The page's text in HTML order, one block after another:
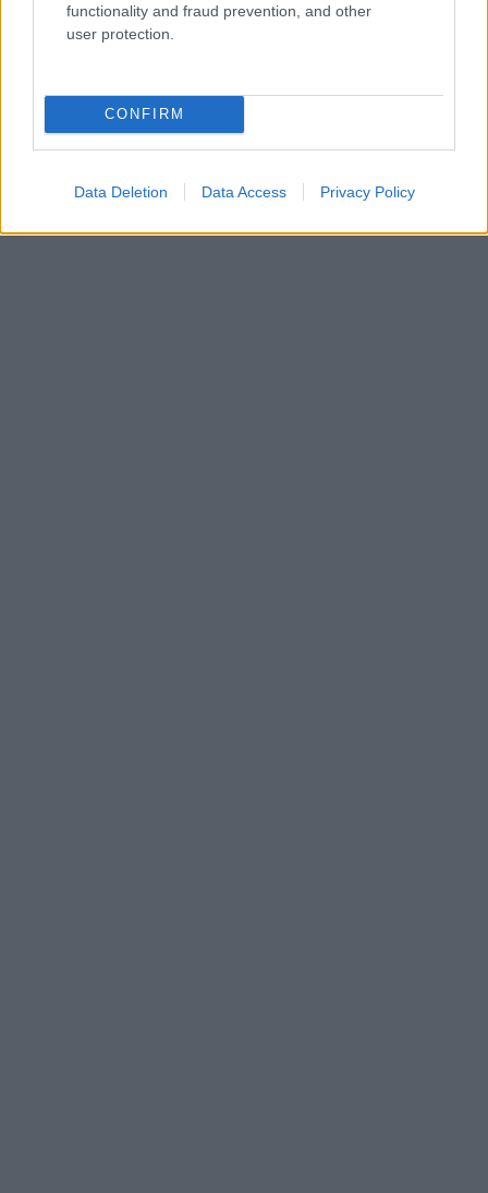
functionality and fraud prevention, and other
user protection.
CONFIRM
Data Deletion Data Access Privacy Policy